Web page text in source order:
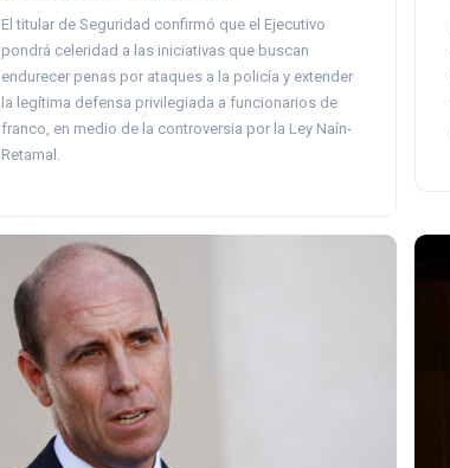
El titular de Seguridad confirmó que el Ejecutivo
pondrá celeridad a las iniciativas que buscan
endurecer penas por ataques a la policía y extender
la legítima defensa privilegiada a funcionarios de
franco, en medio de la controversia por la Ley Naín-
Retamal.